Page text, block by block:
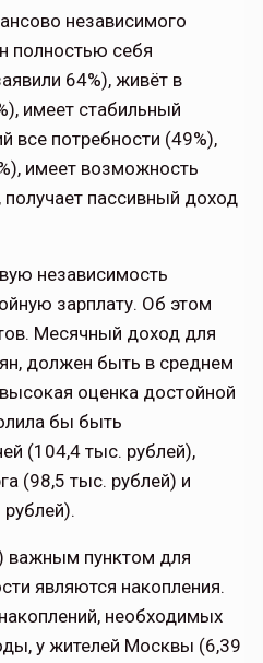
независимого
полностью себя
64%), живёт в
имеет стабильный
все потребности (49%),
имеет возможность
пассивный доход
независимость
зарплату. Об этом
Месячный доход для
должен быть в среднем
оценка достойной
бы быть
(104,4 тыс. рублей),
(98,5 тыс. рублей) и
важным пунктом для
являются накопления.
необходимых
у жителей Москвы (6,39